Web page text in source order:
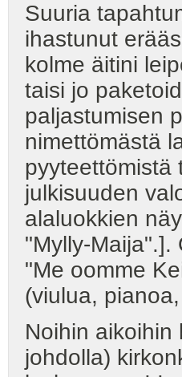
Suuria
ihastunut
kolme äitini
taisi jo
paljastumisen
nimettömästä
pyyteettömistä
julkisuuden
alaluokkien
"Mylly-Maija".].
"Me oomme
(viulua,
Noihin aikoihin
johdolla)